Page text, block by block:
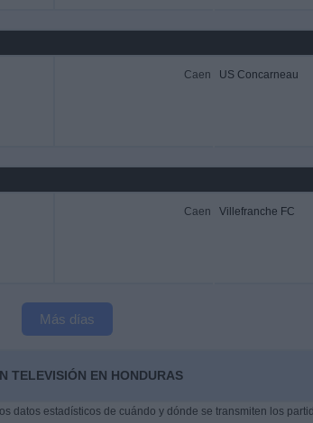
Caen US Concarneau
Caen Villefranche FC
Más días
TELEVISIÓN EN HONDURAS
datos estadísticos de cuándo y dónde se transmiten los